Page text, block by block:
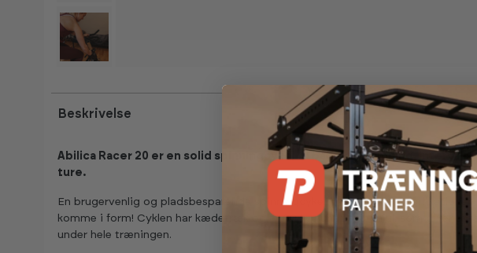
Beskrivelse
Abilica Racer 20 er en solid spinningcykel til både opvarmning,
ture.
En brugervenlig og pladsbesparende spinningcykel med alle de
komme i form! Cyklen har kædetræk og et 20 kg tungt svinghjul, som giver et
under hele træningen.